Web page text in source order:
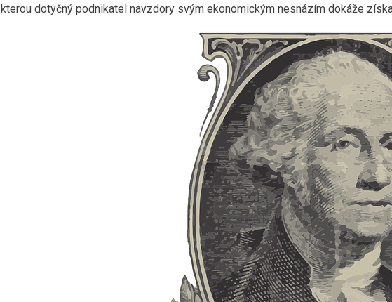
kterou dotyčný podnikatel navzdory svým ekonomickým nesnázím dokáže